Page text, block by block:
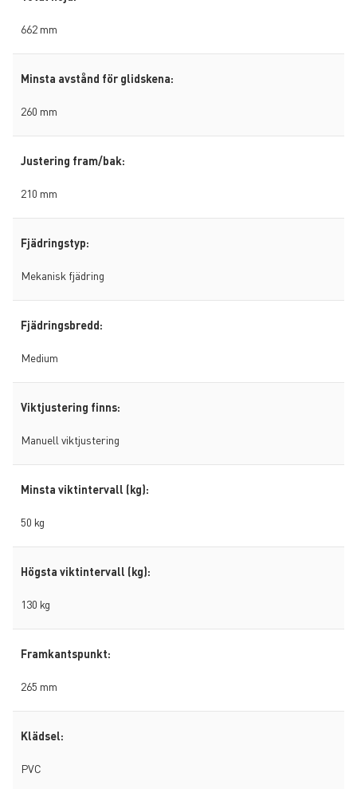
662 mm
Minsta avstånd för glidskena:
260 mm
Justering fram/bak:
210 mm
Fjädringstyp:
Mekanisk fjädring
Fjädringsbredd:
Medium
Viktjustering finns:
Manuell viktjustering
Minsta viktintervall (kg):
50 kg
Högsta viktintervall (kg):
130 kg
Framkantspunkt:
265 mm
Klädsel:
PVC